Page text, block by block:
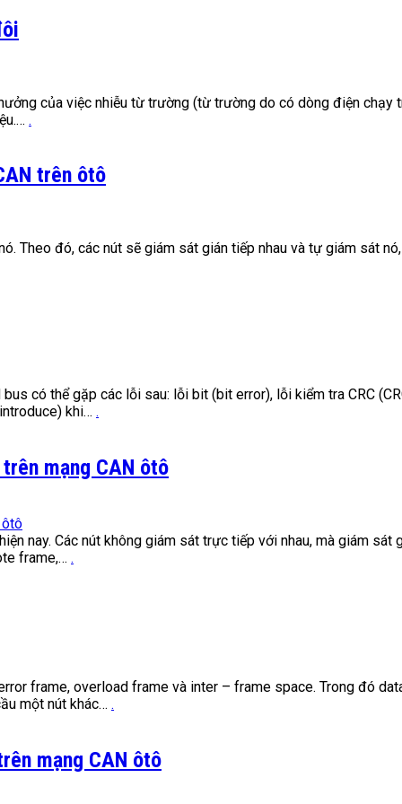
của việc nhiễu từ trường (từ trường do có dòng điện
.
trên ôtô
Theo đó, các nút sẽ giám sát gián tiếp nhau và tự giám sát
có thể gặp các lỗi sau: lỗi bit (bit error), lỗi kiểm tra CRC
khi… .
mạng CAN ôtô
nay. Các nút không giám sát trực tiếp với nhau, mà giám
frame,… .
frame, overload frame và inter – frame space. Trong đó
một nút khác… .
mạng CAN ôtô